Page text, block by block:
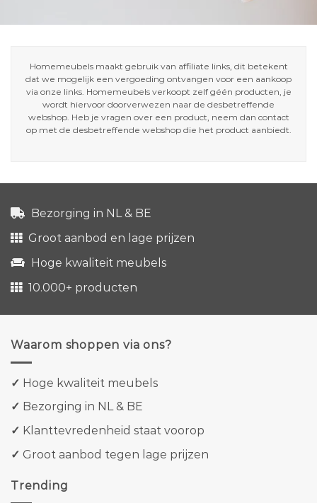
Homemeubels maakt gebruik van affiliate links, dit betekent
dat we mogelijk een vergoeding ontvangen voor een aankoop
via onze links. Homemeubels verkoopt zelf géén producten, je
wordt hiervoor doorverwezen naar de desbetreffende
webshop. Heb je vragen over een product, neem dan contact
op met de desbetreffende webshop die het product aanbiedt.
Bezorging in NL & BE
Groot aanbod en lage prijzen
Hoge kwaliteit meubels
10.000+ producten
Waarom shoppen via ons?
✓ Hoge kwaliteit meubels
✓ Bezorging in NL & BE
✓ Klanttevredenheid staat voorop
✓ Groot aanbod tegen lage prijzen
Trending